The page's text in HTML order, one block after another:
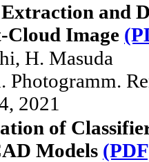
Extraction and
Cloud Image
H. Masuda
Photogramm.
2021
of
Models